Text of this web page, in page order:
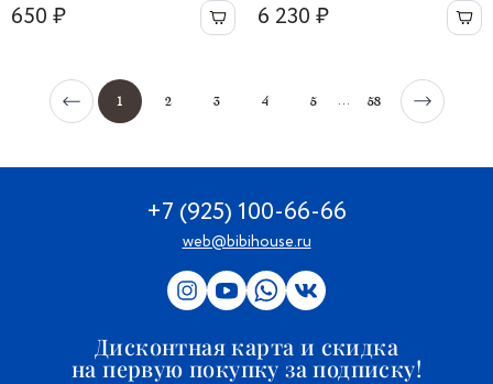
650 ₽ 6 230 ₽
1 2 3 4 5 ... 58
+7 (925) 100-66-66
web@bibihouse.ru
Дисконтная карта и скидка
на первую покупку за подписку!